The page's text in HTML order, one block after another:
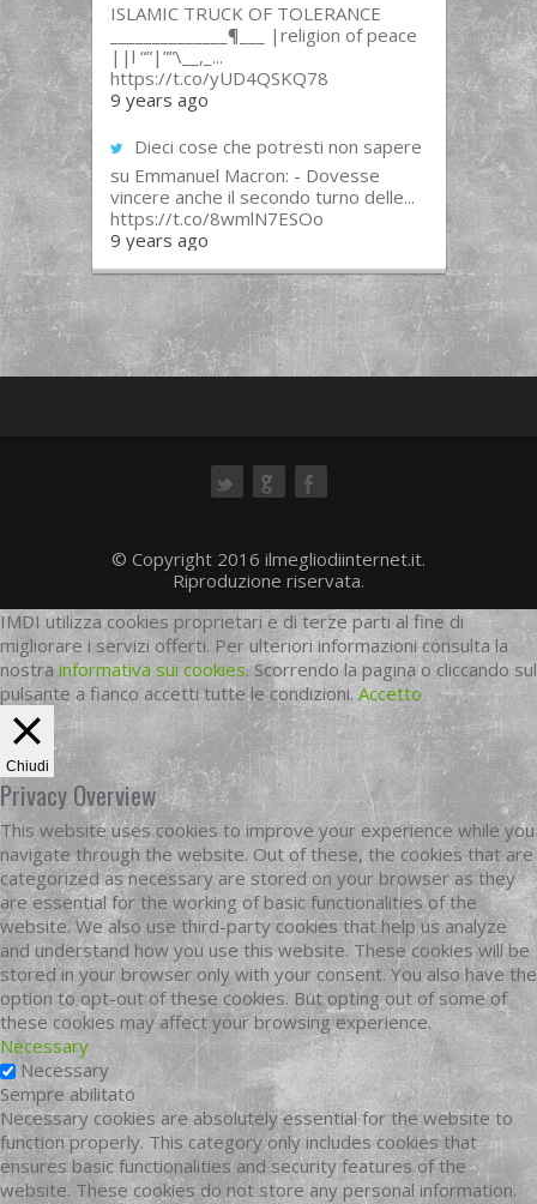
ISLAMIC TRUCK OF TOLERANCE
______________¶___ |religion of peace
||l “”|””\__,_...
https://t.co/yUD4QSKQ78
9 years ago
Dieci cose che potresti non sapere
su Emmanuel Macron: - Dovesse
vincere anche il secondo turno delle...
https://t.co/8wmlN7ESOo
9 years ago
© Copyright 2016 ilmegliodiinternet.it.
Riproduzione riservata.
IMDI utilizza cookies proprietari e di terze parti al fine di
migliorare i servizi offerti. Per ulteriori informazioni consulta la
nostrainformativa sui cookies. Scorrendo la pagina o cliccando sul
pulsante a fianco accetti tutte le condizioni.Accetto
Chiudi
Privacy Overview
This website uses cookies to improve your experience while you
navigate through the website. Out of these, the cookies that are
categorized as necessary are stored on your browser as they
are essential for the working of basic functionalities of the
website. We also use third-party cookies that help us analyze
and understand how you use this website. These cookies will be
stored in your browser only with your consent. You also have the
option to opt-out of these cookies. But opting out of some of
these cookies may affect your browsing experience.
Necessary
Necessary
Sempre abilitato
Necessary cookies are absolutely essential for the website to
function properly. This category only includes cookies that
ensures basic functionalities and security features of the
website. These cookies do not store any personal information.